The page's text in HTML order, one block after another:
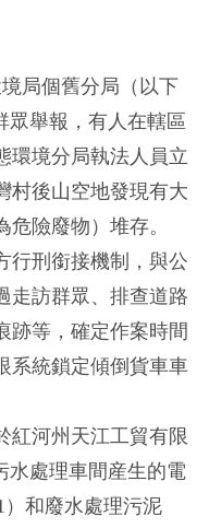
局個舊分局（以下
眾舉報，有人在轄區
環境分局執法人員立
村後山空地發現有大
險廢物）堆存。
刑銜接機制，與公
走訪群眾、排查道路
跡等，確定作案時間
系統鎖定傾倒貨車車
河州天江工貿有限
水處理車間産生的電
和廢水處理污泥